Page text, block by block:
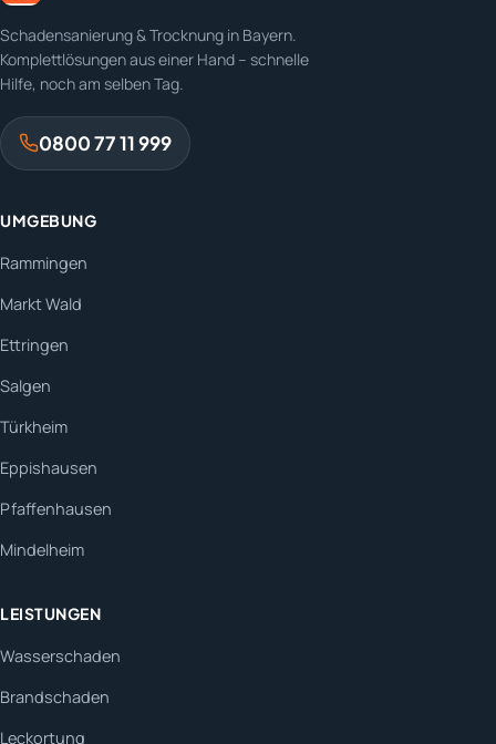
Schadensanierung & Trocknung in Bayern.
Komplettlösungen aus einer Hand – schnelle
Hilfe, noch am selben Tag.
0800 77 11 999
UMGEBUNG
Rammingen
Markt Wald
Ettringen
Salgen
Türkheim
Eppishausen
Pfaffenhausen
Mindelheim
LEISTUNGEN
Wasserschaden
Brandschaden
Leckortung